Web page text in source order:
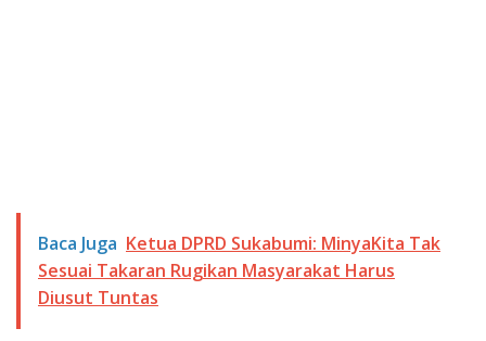
Baca Juga Ketua DPRD Sukabumi: MinyaKita Tak
Sesuai Takaran Rugikan Masyarakat Harus
Diusut Tuntas